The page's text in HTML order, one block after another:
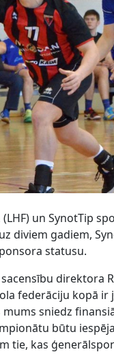
un SynotTip
diviem gadiem,
statusu.
direktora
federāciju kopā
sniedz
būtu
tie, kas